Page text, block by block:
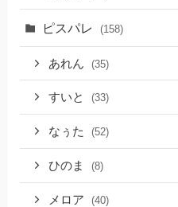
ピスパレ (158)
あれん (35)
すいと (33)
なぅた (52)
ひのま (8)
メロア (40)